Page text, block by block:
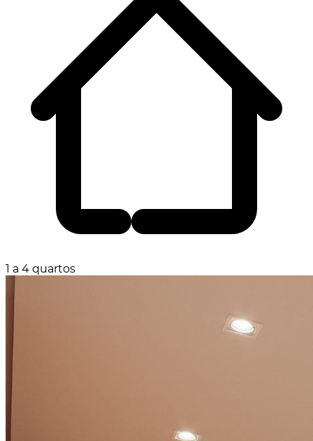
1 a 4 quartos